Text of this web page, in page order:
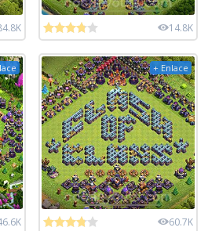
14.8K
+ Enlace
60.7K